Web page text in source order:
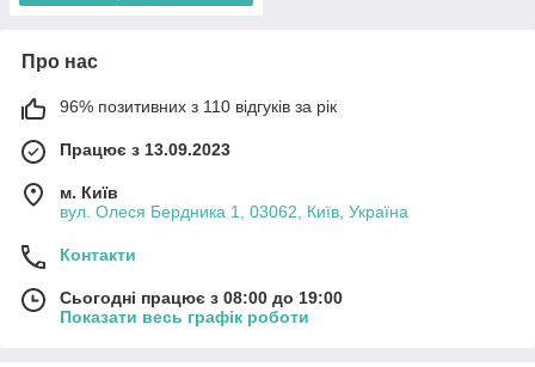
Про нас
96% позитивних з 110 відгуків за рік
Працює з 13.09.2023
м. Київ
вул. Олеся Бердника 1, 03062, Київ, Україна
Контакти
Сьогодні працює з 08:00 до 19:00
Показати весь графік роботи